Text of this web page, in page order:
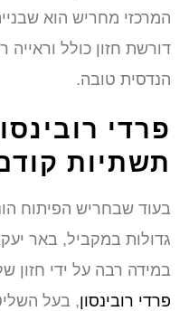
המרכזי מחריש הוא
דורשת חזון כולל וראייה
הנדסית טובה.
פרדי
תשתיות
בעוד שבחריש הפיתוח
גדולות במקביל, באר
במידה רבה על ידי חזון
פרדי רובינסון, בעל